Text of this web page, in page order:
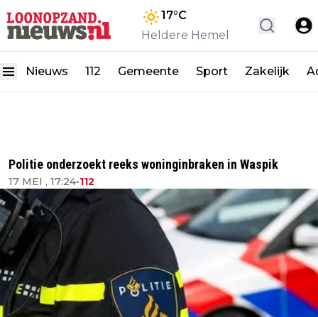
17°C
Heldere Hemel
Nieuws 112 Gemeente Sport Zakelijk
Politie onderzoekt reeks woninginbraken in Waspik
17 MEI , 17:24•112